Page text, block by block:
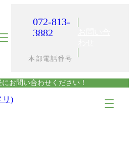
072-813-
3882
本部電話番号
お問い合わせください！